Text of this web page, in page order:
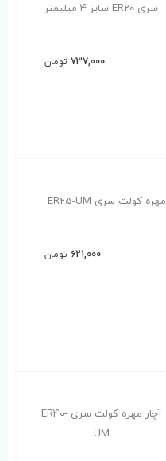
سری ER20 سایز 4 میلیمتر
737,000 تومان
مهره کولت سری ER25-UM
621,000 تومان
آچار مهره کولت سری ER40-
UM